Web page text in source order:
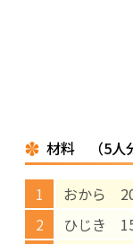
材料 （5人
おから
ひじき